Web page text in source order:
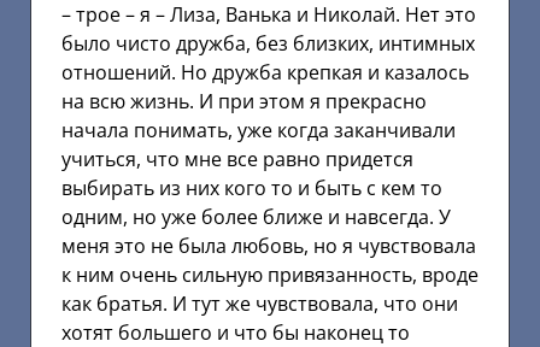
– трое – я – Лиза, Ванька и Николай. Нет это
было чисто дружба, без близких, интимных
отношений. Но дружба крепкая и казалось
на всю жизнь. И при этом я прекрасно
начала понимать, уже когда заканчивали
учиться, что мне все равно придется
выбирать из них кого то и быть с кем то
одним, но уже более ближе и навсегда. У
меня это не была любовь, но я чувствовала
к ним очень сильную привязанность, вроде
как братья. И тут же чувствовала, что они
хотят большего и что бы наконец то